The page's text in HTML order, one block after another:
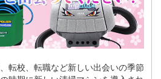
転校、転職など新しい出会いの季節